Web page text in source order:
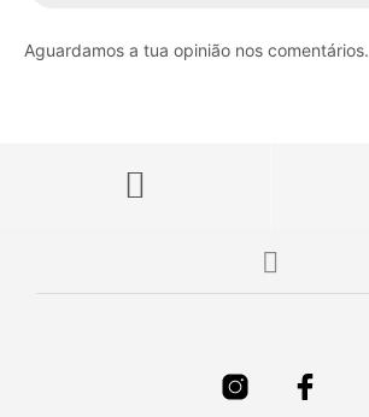
Aguardamos a tua opinião nos comentários.